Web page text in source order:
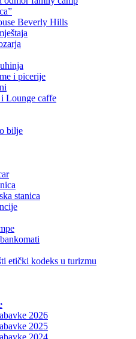
Beverly Hills
i picerije
Lounge caffe
bilje
stanica
etički kodeks u turizmu
2026
2025
2024